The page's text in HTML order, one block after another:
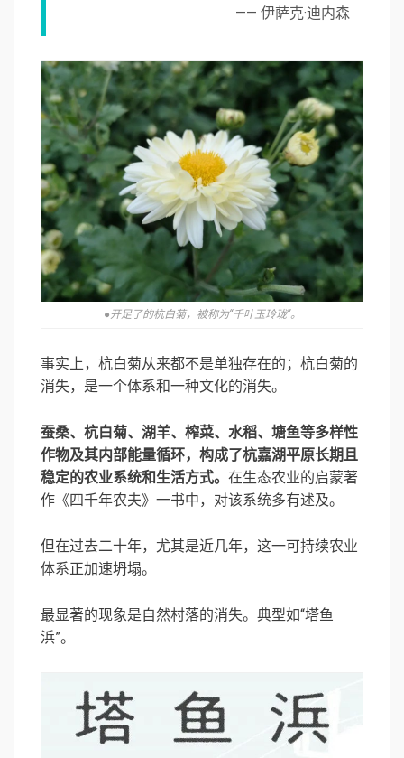
—— 伊萨克·迪内森
●开足了的杭白菊，被称为“千叶玉玲珑”。
事实上，杭白菊从来都不是单独存在的；杭白菊的
消失，是一个体系和一种文化的消失。
蚕桑、杭白菊、湖羊、榨菜、水稻、塘鱼等多样性
作物及其内部能量循环，构成了杭嘉湖平原长期且
稳定的农业系统和生活方式。 在生态农业的启蒙著
作《四千年农夫》一书中，对该系统多有述及。
但在过去二十年，尤其是近几年，这一可持续农业
体系正加速坍塌。
最显著的现象是自然村落的消失。典型如“塔鱼
浜”。